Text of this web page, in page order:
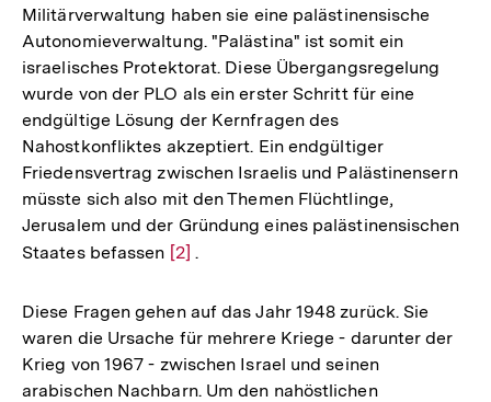
Militärverwaltung haben sie eine palästinensische
Autonomieverwaltung. "Palästina" ist somit ein
israelisches Protektorat. Diese Übergangsregelung
wurde von der PLO als ein erster Schritt für eine
endgültige Lösung der Kernfragen des
Nahostkonfliktes akzeptiert. Ein endgültiger
Friedensvertrag zwischen Israelis und Palästinensern
müsste sich also mit den Themen Flüchtlinge,
Jerusalem und der Gründung eines palästinensischen
Staates befassen Zur
der
Fußnote
[2] .
Diese Fragen gehen auf das Jahr 1948 zurück. Sie
waren die Ursache für mehrere Kriege - darunter der
Krieg von 1967 - zwischen Israel und seinen
arabischen Nachbarn. Um den nahöstlichen